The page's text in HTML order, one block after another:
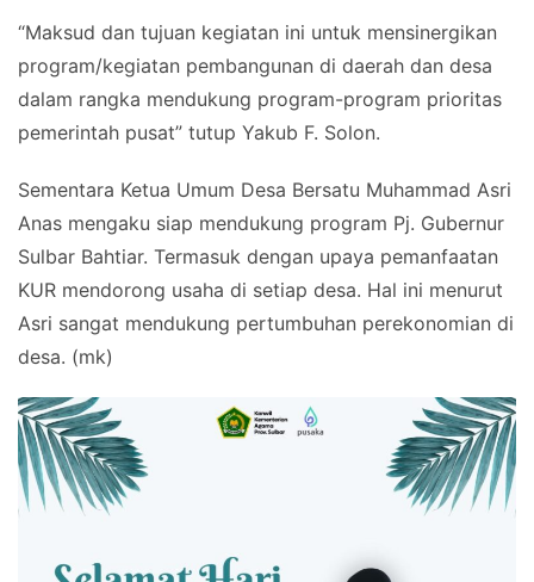
“Maksud dan tujuan kegiatan ini untuk mensinergikan
program/kegiatan pembangunan di daerah dan desa
dalam rangka mendukung program-program prioritas
pemerintah pusat” tutup Yakub F. Solon.
Sementara Ketua Umum Desa Bersatu Muhammad Asri
Anas mengaku siap mendukung program Pj. Gubernur
Sulbar Bahtiar. Termasuk dengan upaya pemanfaatan
KUR mendorong usaha di setiap desa. Hal ini menurut
Asri sangat mendukung pertumbuhan perekonomian di
desa. (mk)